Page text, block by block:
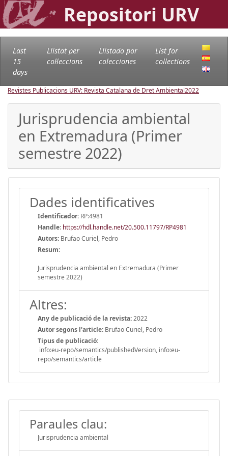
Repositori URV
Last
15
days
Llistat per
col·leccions
Llistado por
colecciones
List for
collections
Revistes Publicacions URV: Revista Catalana de Dret Ambiental2022
Jurisprudencia ambiental
en Extremadura (Primer
semestre 2022)
Dades identificatives
Identificador: RP:4981
Handle: https://hdl.handle.net/20.500.11797/RP4981
Autors: Brufao Curiel, Pedro
Resum:
Jurisprudencia ambiental en Extremadura (Primer
semestre 2022)
Altres:
Any de publicació de la revista:2022
Autor segons l'article: Brufao Curiel, Pedro
Tipus de publicació:
info:eu-repo/semantics/publishedVersion, info:eu-
repo/semantics/article
Paraules clau:
Jurisprudencia ambiental